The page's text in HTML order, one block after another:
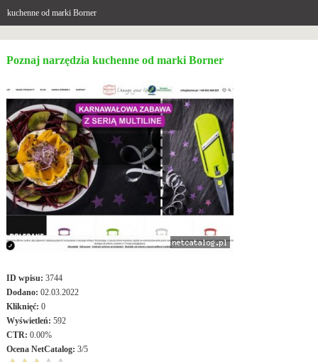
kuchenne od marki Borner
Poznaj narzędzia kuchenne od marki Borner
ID wpisu: 3744
Dodano: 02.03.2022
Kliknięć: 0
Wyświetleń: 592
CTR: 0.00%
Ocena NetCatalog: 3/5